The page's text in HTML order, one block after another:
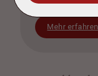
399.000 €
Mehr erfahren